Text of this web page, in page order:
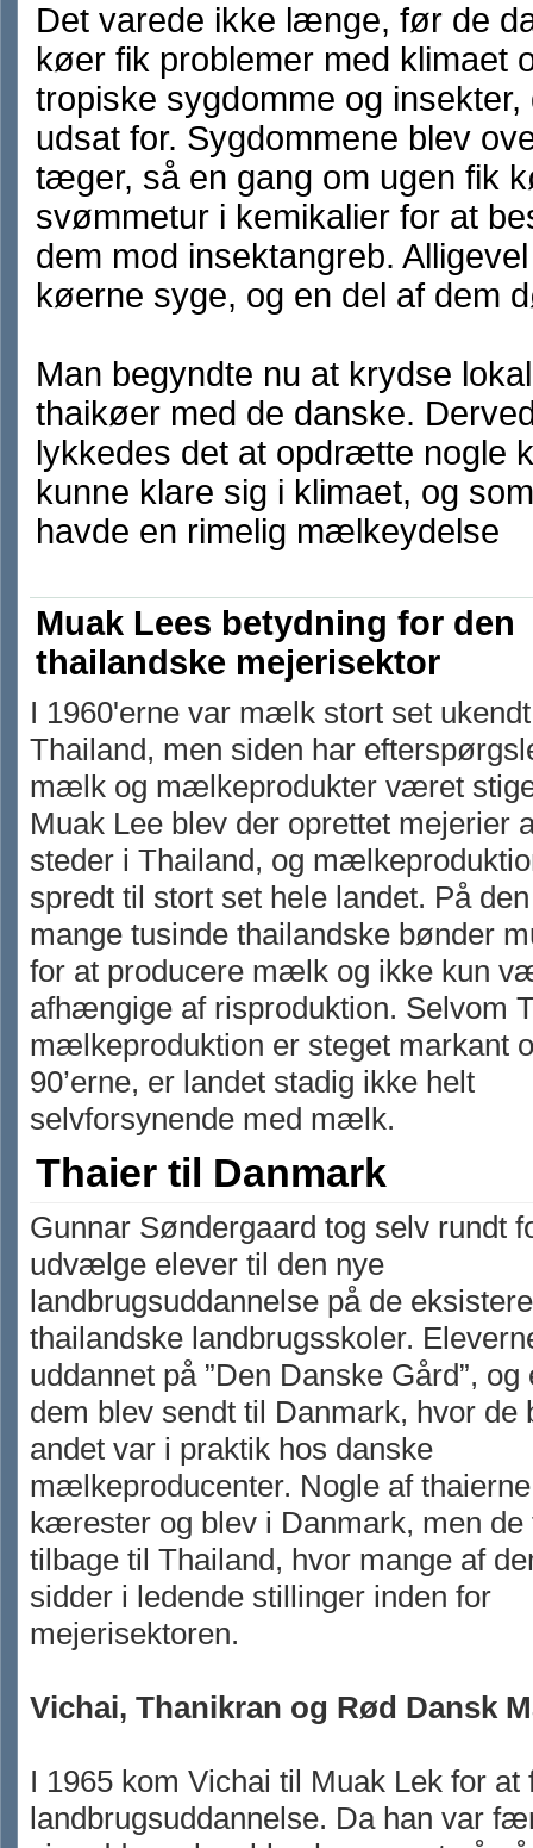
Det varede ikke længe, før de
køer fik problemer med klimaet
tropiske sygdomme og insekter,
udsat for. Sygdommene blev
tæger, så en gang om ugen fik
svømmetur i kemikalier for at
dem mod insektangreb.
køerne syge, og en del af dem
Man begyndte nu at krydse
thaikøer med de danske.
lykkedes det at opdrætte nogle
kunne klare sig i klimaet, og
havde en rimelig mælkeydelse
Muak Lees betydning for den
thailandske mejerisektor
I 1960'erne var mælk stort set
Thailand, men siden har
mælk og mælkeprodukter været
Muak Lee blev der oprettet mejerier
steder i Thailand, og
spredt til stort set hele landet. På
mange tusinde thailandske bønder
for at producere mælk og ikke kun
afhængige af risproduktion. Selvom
mælkeproduktion er steget markant
90’erne, er landet stadig ikke helt
selvforsynende med mælk.
Thaier til Danmark
Gunnar Søndergaard tog selv rundt
udvælge elever til den nye
landbrugsuddannelse på de
thailandske landbrugsskoler.
uddannet på ”Den Danske Gård”, og
dem blev sendt til Danmark, hvor de
andet var i praktik hos danske
mælkeproducenter. Nogle af
kærester og blev i Danmark, men de
tilbage til Thailand, hvor mange af
sidder i ledende stillinger inden for
mejerisektoren.
Vichai, Thanikran og Rød Dansk
I 1965 kom Vichai til Muak Lek for at
landbrugsuddannelse. Da han var